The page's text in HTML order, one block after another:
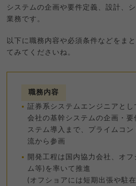
システムの企画や要件定義、設計、
業務です。
以下に職務内容や必須条件などをま
てみてくださいね。
職務内容
証券系システムエンジニアとし
会社の基幹システムの企画・要
ステム導入まで、プライムコン
流から参画
開発工程は国内協力会社、オ
ム等)を率いて推進
(オフショアには短期出張や駐